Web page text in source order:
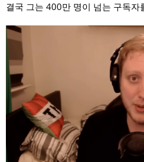
결국 그는 400만 명이 넘는 구독자